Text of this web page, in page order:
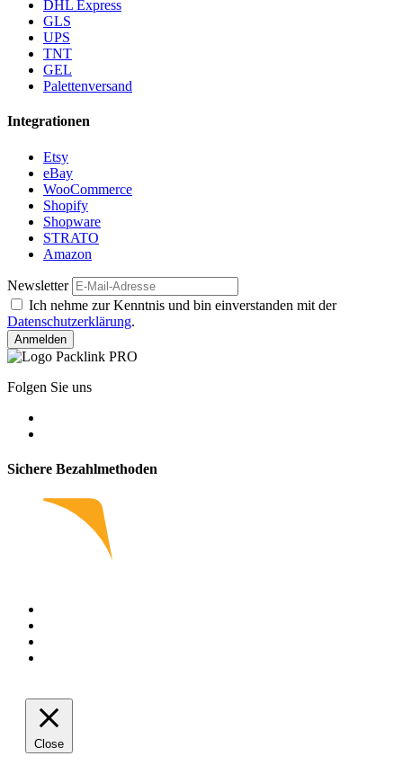
DHL Express
GLS
UPS
TNT
GEL
Palettenversand
Integrationen
Etsy
eBay
WooCommerce
Shopify
Shopware
STRATO
Amazon
Newsletter
Ich nehme zur Kenntnis und bin einverstanden mit der
Datenschutzerklärung.
Anmelden
Folgen Sie uns
Sichere Bezahlmethoden
Close